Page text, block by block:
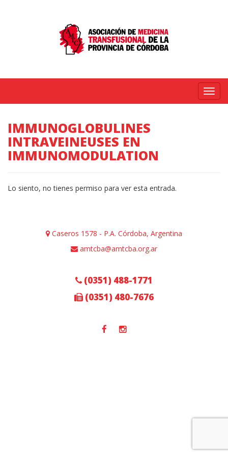
Menú
IMMUNOGLOBULINES
INTRAVEINEUSES EN
IMMUNOMODULATION
Lo siento, no tienes permiso para ver esta entrada.
Caseros 1578 - P.A. Córdoba, Argentina
amtcba@amtcba.org.ar
(0351) 488-1771
(0351) 480-7676